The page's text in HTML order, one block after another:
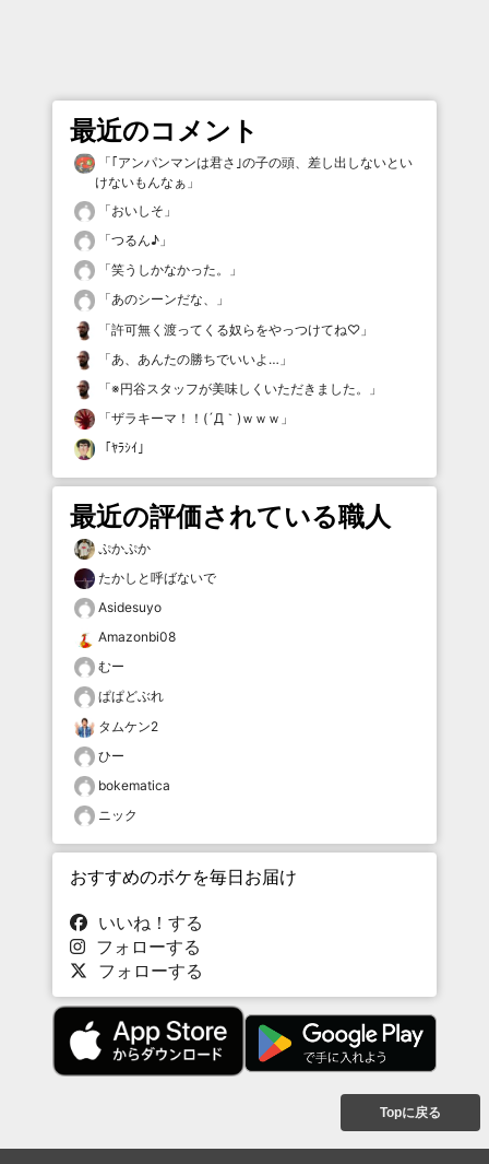
最近のコメント
「 ｢アンパンマンは君さ｣の子の頭、差し出しないとい
けないもんなぁ 」
「おいしそ 」
「つるん♪ 」
「笑うしかなかった。
」
「あのシーンだな、
」
「許可無く渡ってくる奴らをやっつけてね♡ 」
「あ、あんたの勝ちでいいよ… 」
「※円谷スタッフが美味しくいただきました。
」
「ザラキーマ！！(´Д｀)ｗｗｗ 」
「ﾔﾗｼｲ 」
最近の評価されている職人
ぷかぷか
たかしと呼ばないで
Asidesuyo
Amazonbi08
むー
ぱぱどぶれ
タムケン2
ひー
bokematica
ニック
おすすめのボケを毎日お届け
いいね！する
フォローする
フォローする
Topに戻る